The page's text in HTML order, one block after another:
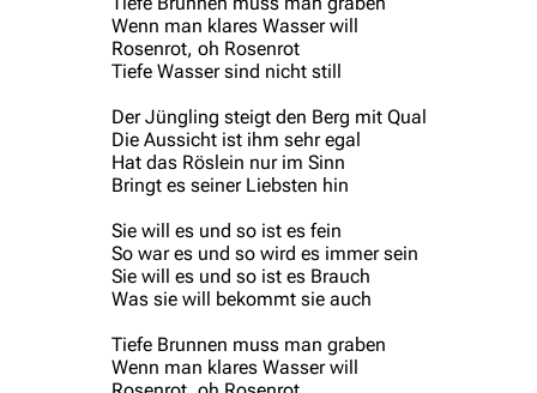
Wenn man klares Wasser will
Rosenrot, oh Rosenrot
Tiefe Wasser sind nicht still
Der Jüngling steigt den Berg mit Qual
Die Aussicht ist ihm sehr egal
Hat das Röslein nur im Sinn
Bringt es seiner Liebsten hin
Sie will es und so ist es fein
So war es und so wird es immer sein
Sie will es und so ist es Brauch
Was sie will bekommt sie auch
Tiefe Brunnen muss man graben
Wenn man klares Wasser will